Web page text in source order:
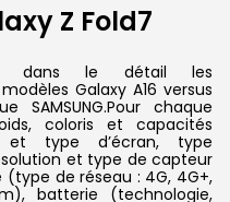
Z Fold7
dans le détail les
Galaxy A16 versus
chaque
coloris et capacités
et type d’écran, type
et type de capteur
de réseau : 4G, 4G+,
batterie (technologie,